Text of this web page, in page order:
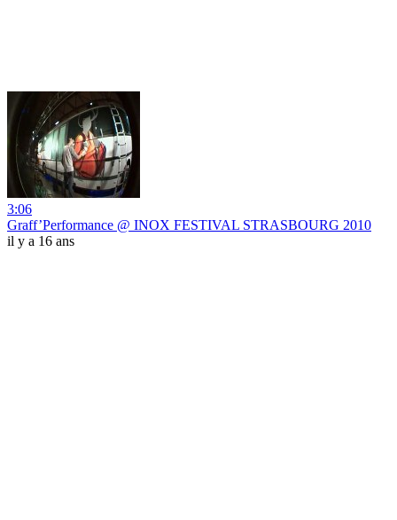
3:06
Graff’Performance @ INOX FESTIVAL STRASBOURG 2010
il y a 16 ans